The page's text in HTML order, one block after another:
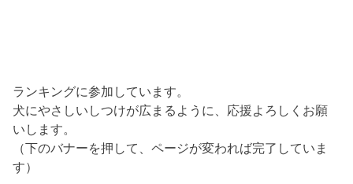
ランキングに参加しています。
犬にやさしいしつけが広まるように、応援よろしくお願
いします。
（下のバナーを押して、ページが変われば完了していま
す）